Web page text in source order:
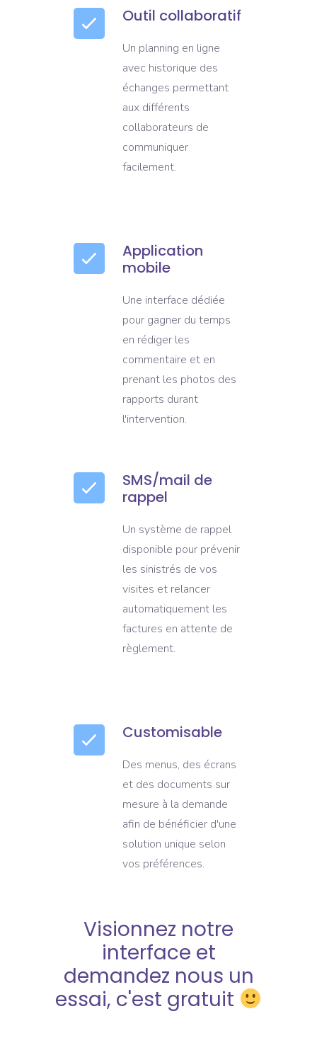
Outil collaboratif
Un planning en ligne
avec historique des
échanges permettant
aux différents
collaborateurs de
communiquer
facilement.
Application
mobile
Une interface dédiée
pour gagner du temps
en rédiger les
commentaire et en
prenant les photos des
rapports durant
l'intervention.
SMS/mail de
rappel
Un système de rappel
disponible pour prévenir
les sinistrés de vos
visites et relancer
automatiquement les
factures en attente de
règlement.
Customisable
Des menus, des écrans
et des documents sur
mesure à la demande
afin de bénéficier d'une
solution unique selon
vos préférences.
Visionnez notre
interface et
demandez nous un
essai, c'est gratuit